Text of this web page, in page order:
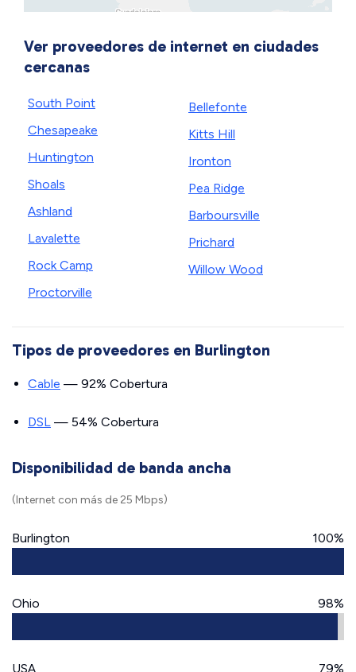
Ver proveedores de internet en ciudades
cercanas
South Point
Chesapeake
Huntington
Shoals
Ashland
Lavalette
Rock Camp
Proctorville
Bellefonte
Kitts Hill
Ironton
Pea Ridge
Barboursville
Prichard
Willow Wood
Tipos de proveedores en Burlington
Cable — 92% Cobertura
DSL — 54% Cobertura
Disponibilidad de banda ancha
(Internet con más de 25 Mbps)
Burlington 100%
Ohio 98%
USA 79%